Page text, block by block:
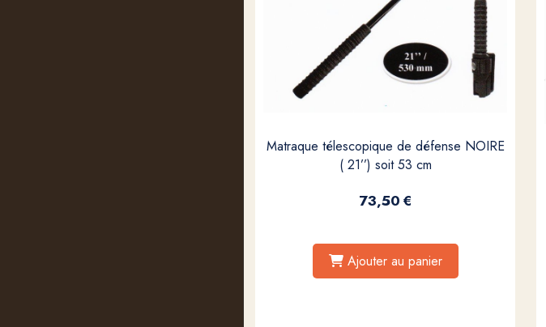
Matraque télescopique de défense NOIRE
( 21’’) soit 53 cm
73,50€
Ajouter au panier